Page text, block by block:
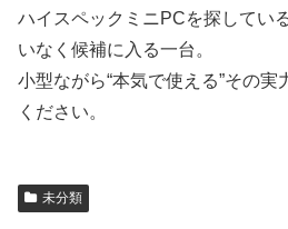
ハイスペックミニPCを探してい
いなく候補に入る一台。
小型ながら“本気で使える”その実
ください。
未分類